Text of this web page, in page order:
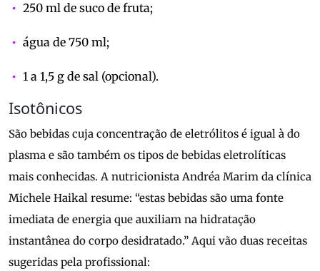
250 ml de suco de fruta;
água de 750 ml;
1 a 1,5 g de sal (opcional).
Isotônicos
São bebidas cuja concentração de eletrólitos é igual à do
plasma e são também os tipos de bebidas eletrolíticas
mais conhecidas. A nutricionista Andréa Marim da clínica
Michele Haikal resume: “estas bebidas são uma fonte
imediata de energia que auxiliam na hidratação
instantânea do corpo desidratado.” Aqui vão duas receitas
sugeridas pela profissional: